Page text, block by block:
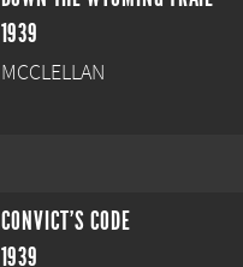
1939
MCCLELLAN
CONVICT'S CODE
1939